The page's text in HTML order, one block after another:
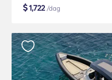
$1,722/dag